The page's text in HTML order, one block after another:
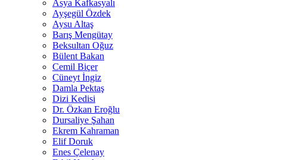
Asya Kafkasyalı
Ayşegül Özdek
Aysu Altaş
Barış Mengütay
Beksultan Oğuz
Bülent Bakan
Cemil Biçer
Cüneyt İngiz
Damla Pektaş
Dizi Kedisi
Dr. Özkan Eroğlu
Dursaliye Şahan
Ekrem Kahraman
Elif Doruk
Enes Çelenay